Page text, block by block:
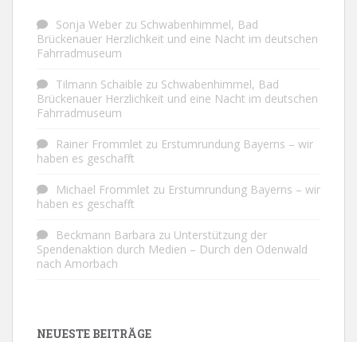
Sonja Weber zu Schwabenhimmel, Bad
Brückenauer Herzlichkeit und eine Nacht im deutschen
Fahrradmuseum
Tilmann Schaible zu Schwabenhimmel, Bad
Brückenauer Herzlichkeit und eine Nacht im deutschen
Fahrradmuseum
Rainer Frommlet zu Erstumrundung Bayerns – wir
haben es geschafft
Michael Frommlet zu Erstumrundung Bayerns – wir
haben es geschafft
Beckmann Barbara zu Unterstützung der
Spendenaktion durch Medien – Durch den Odenwald
nach Amorbach
NEUESTE BEITRÄGE